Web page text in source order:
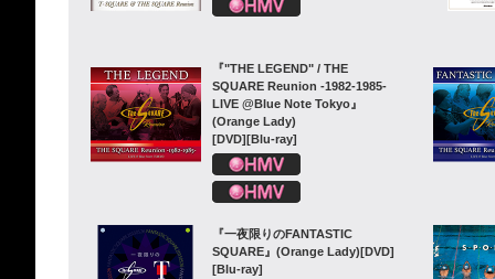
『"THE LEGEND" / THE
SQUARE Reunion -1982-1985-
LIVE @Blue Note Tokyo』
(Orange Lady)
[DVD][Blu-ray]
『一夜限りのFANTASTIC
SQUARE』(Orange Lady)[DVD]
[Blu-ray]